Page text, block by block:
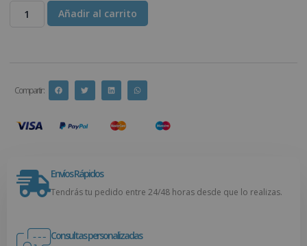
Añadir al carrito
Compartir :
Envíos Rápidos
Tendrás tu pedido entre 24/48 horas desde que lo realizas.
Consultas personalizadas